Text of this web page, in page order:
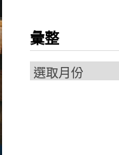
彙整
彙